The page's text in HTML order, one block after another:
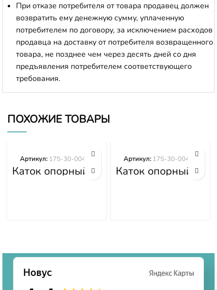
При отказе потребителя от товара продавец должен
возвратить ему денежную сумму, уплаченную
потребителем по договору, за исключением расходов
продавца на доставку от потребителя возвращенного
товара, не позднее чем через десять дней со дня
предъявления потребителем соответствующего
требования.
ПОХОЖИЕ ТОВАРЫ
Каток опорный
двубортный 175-
Артикул: 175-30-00492
Каток опорный
двубортный 175-
Артикул: 175-30-00498